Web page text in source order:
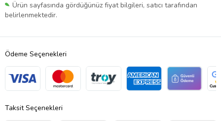
Ürün sayfasında gördüğünüz fiyat bilgileri, satıcı tarafından
belirlenmektedir.
Ödeme Seçenekleri
Taksit Seçenekleri